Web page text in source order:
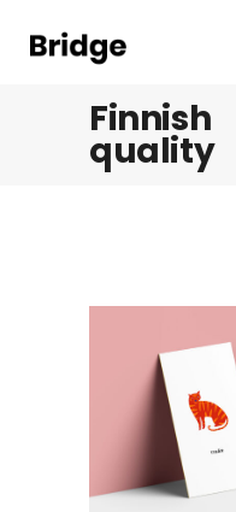
Finnish
quality